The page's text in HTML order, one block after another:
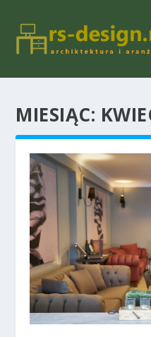
MIESIĄC: